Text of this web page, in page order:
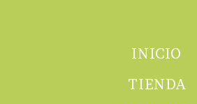
INICIO
TIENDA